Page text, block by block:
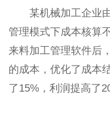
某机械加工企业由
管理模式下成本核算
来料加工管理软件后
的成本，优化了成本
了15%，利润提高了